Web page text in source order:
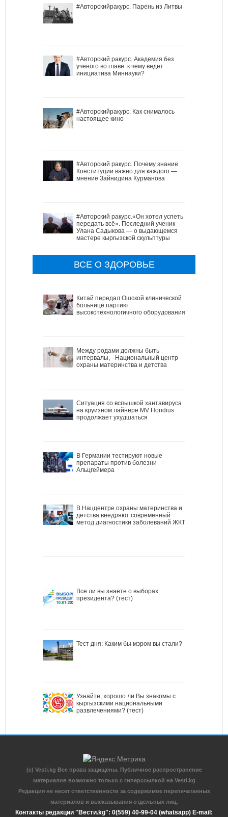
#Авторскийракурс. Парень из Литвы
#Авторский ракурс. Академия без
ученого во главе: к чему ведет
инициатива Миннауки?
#Авторскийракурс. Как снималось
настоящее кино
#Авторский ракурс. Почему знание
Конституции важно для каждого —
мнение Зайнидина Курманова
#Авторский ракурс.«Он хотел успеть
передать всё». Последний ученик
Улана Садыкова — о выдающемся
мастере кыргызской скульптуры
ВСЕ О ЗДОРОВЬЕ
Китай передал Ошской клинической
больнице партию
высокотехнологичного оборудования
Между родами должны быть
интервалы, - Национальный центр
охраны материнства и детства
Ситуация со вспышкой хантавируса
на круизном лайнере MV Hondius
продолжает ухудшаться
В Германии тестируют новые
препараты против болезни
Альцгеймера
В Наццентре охраны материнства и
детства внедряют современный
метод диагностики заболеваний ЖКТ
Все ли вы знаете о выборах
президента? (тест)
Тест дня: Каким бы мэром вы стали?
Узнайте, хорошо ли Вы знакомы с
кыргызскими национальными
развлечениями? (тест)
(c) Vesti.kg Все права защищены. Публичное распространение
материалов возможно только с гиперссылкой на Vesti.kg
Редакция не несет ответственности за содержимое перепечатанных
материалов и высказывания отдельных лиц.
Контакты редакции "Вести.kg": 0(559) 40-99-04 (whatsapp) E-mail: